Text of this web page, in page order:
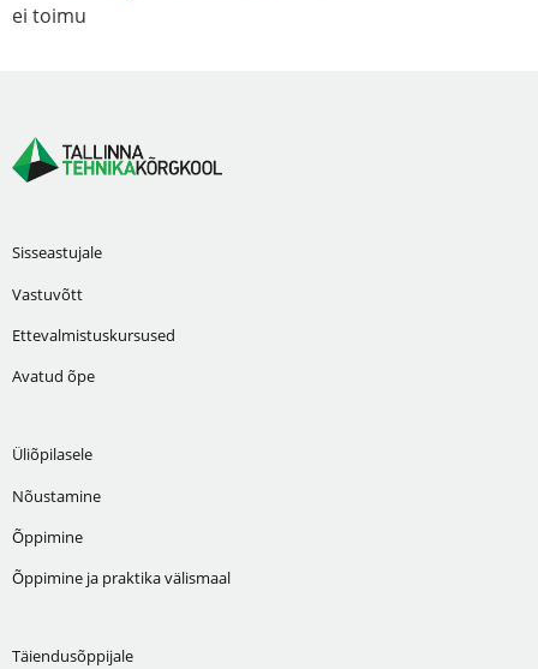
ei toimu
Sisseastujale
Vastuvõtt
Ettevalmistuskursused
Avatud õpe
Üliõpilasele
Nõustamine
Õppimine
Õppimine ja praktika välismaal
Täiendusõppijale